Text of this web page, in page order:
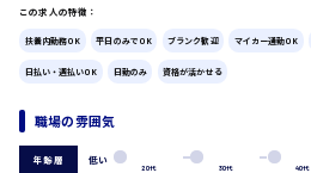
検品・包装・箱詰め
フォークリフト
介護職
この求人の特徴：
扶養内勤務OK 平日のみでOK ブランク歓迎 マイカー通勤OK
日払い・週払いOK 日勤のみ 資格が活かせる
職場の雰囲気
年齢層 低い
20代 30代 40代